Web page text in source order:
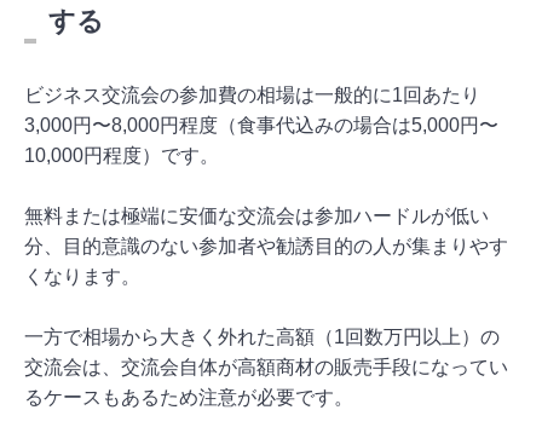
する
ビジネス交流会の参加費の相場は一般的に1回あたり
3,000円〜8,000円程度（食事代込みの場合は5,000円〜
10,000円程度）です。
無料または極端に安価な交流会は参加ハードルが低い
分、目的意識のない参加者や勧誘目的の人が集まりやす
くなります。
一方で相場から大きく外れた高額（1回数万円以上）の
交流会は、交流会自体が高額商材の販売手段になってい
るケースもあるため注意が必要です。